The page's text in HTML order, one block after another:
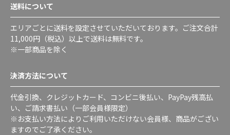
送料について
エリアごとに送料を設定させていただいております。ご注文合計
11,000円（税込）以上で送料は無料です。
※一部商品を除く
決済方法について
代金引換、クレジットカード、コンビニ後払い、PayPay残高払
い、ご請求書払い（一部会員様限定）
※お支払い方法によりご利用いただけない会員様、商品がござい
ますのでご了承ください。